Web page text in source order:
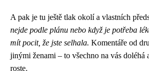
A pak je tu ještě tlak okolí a vlastních
nejde podle plánu nebo když je potřeba
mít pocit, že jste selhala. Komentáře od
jinými ženami – to všechno na vás doléhá
roste.